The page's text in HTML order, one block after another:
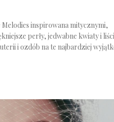
inspirowana mitycznymi,
perły, jedwabne kwiaty i
i ozdób na te najbardziej